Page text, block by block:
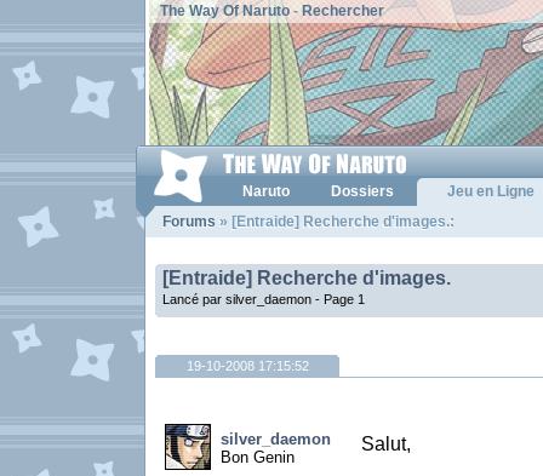
The Way Of Naruto- Rechercher
Naruto Dossiers
Jeu en Ligne
Forums » [Entraide] Recherche d'images.:
[Entraide] Recherche d'images.
Lancé par silver_daemon - Page 1
19-10-2008 17:15:52
silver_daemon
Bon Genin
Salut,